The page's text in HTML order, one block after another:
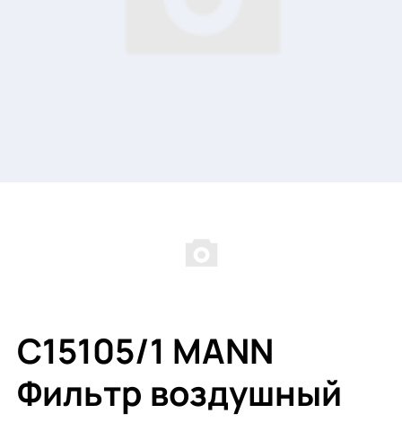
C15105/1 MANN
Фильтр воздушный